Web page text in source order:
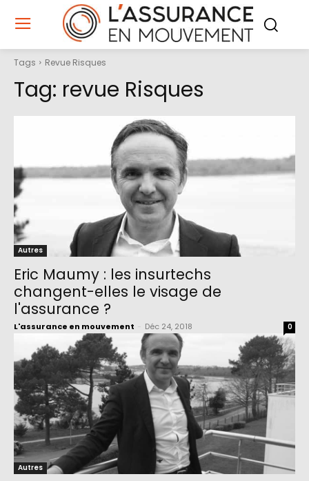
Tags Revue Risques
Tag: revue Risques
Autres
Eric Maumy : les insurtechs
changent-elles le visage de
l'assurance ?
L'assurance en mouvement Déc 24, 2018 0
Autres